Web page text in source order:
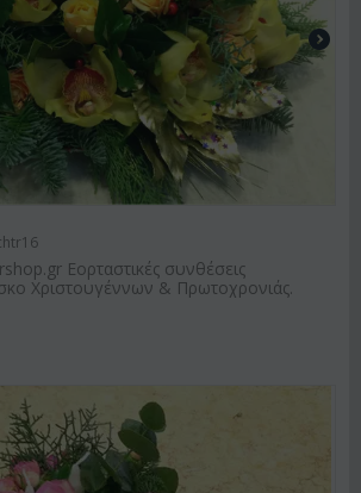
Εορταστικές συνθέσεις
Χριστουγέννων & Πρωτοχρονιάς.